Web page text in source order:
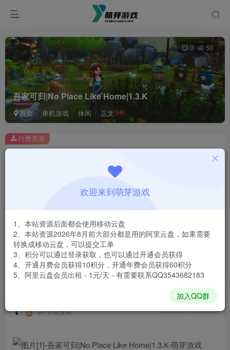
吾家可归|No Place Like Home|1.3.K
首页 单机游戏 休闲 正文
0 50
此内容为付费资源，请付费后查看
￥1
免费
登录购买
安装包大小
游戏本体大小
13.1 GB
付费资源
6个月前发布
欢迎来到萌芽游戏
1、本站资源后面都会使用移动云盘
2、本站资源2026年8月前大部分都是用的阿里云盘，如果需要
转换成移动云盘，可以提交工单
3、积分可以通过登录获取，也可以通过开通会员获得
4、开通月费会员获得10积分，开通年费会员获得60积分
5、阿里云盘会员出租 - 1元/天 - 有需要联系QQ3543682183
加入QQ群